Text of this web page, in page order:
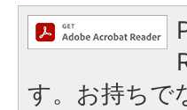
す。お持ちで